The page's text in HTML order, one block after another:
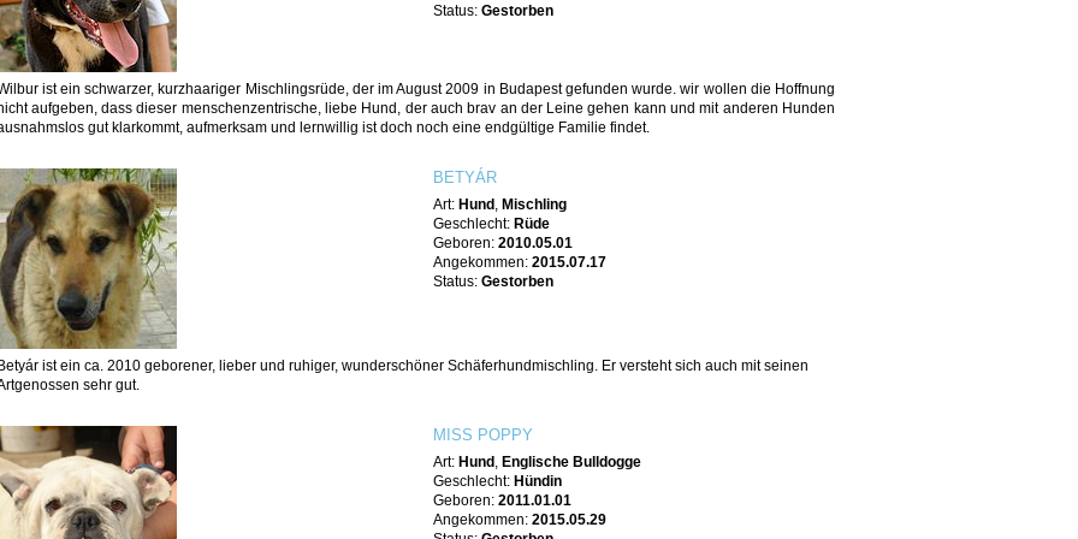
Status:Gestorben
ist ein schwarzer, kurzhaariger Mischlingsrüde, der im August 2009 in Budapest gefunden wurde. wir wollen die Hoffnung
aufgeben, dass dieser menschenzentrische, liebe Hund, der auch brav an der Leine gehen kann und mit anderen Hunden
gut klarkommt, aufmerksam und lernwillig ist doch noch eine endgültige Familie findet.
BETYÁR
Art: Hund , Mischling
Geschlecht: Rüde
Geboren:2010.05.01
Angekommen:2015.07.17
Status:Gestorben
ist ein ca. 2010 geborener, lieber und ruhiger, wunderschöner Schäferhundmischling. Er versteht sich auch mit seinen
sehr gut.
MISS POPPY
Art: Hund , Englische Bulldogge
Geschlecht: Hündin
Geboren:2011.01.01
Angekommen:2015.05.29